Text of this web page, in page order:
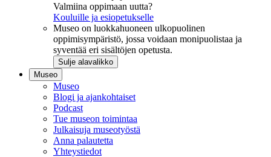
Valmiina oppimaan uutta?
Kouluille ja esiopetukselle
Museo on luokkahuoneen ulkopuolinen
oppimisympäristö, jossa voidaan monipuolistaa ja
syventää eri sisältöjen opetusta.
Sulje alavalikko
Museo
Museo
Blogi ja ajankohtaiset
Podcast
Tue museon toimintaa
Julkaisuja museotyöstä
Anna palautetta
Yhteystiedot